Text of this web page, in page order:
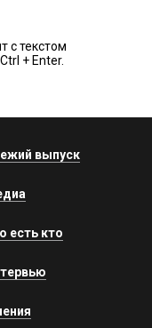
с текстом
+ Enter.
выпуск
есть кто